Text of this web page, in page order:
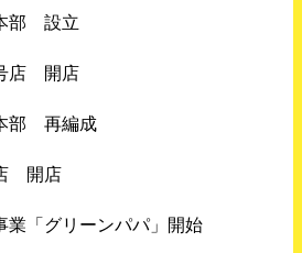
部 設立
店 開店
部 再編成
開店
業「グリーンパパ」開始